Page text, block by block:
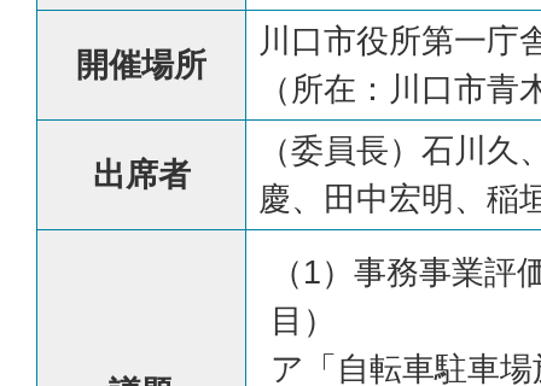
開催場所
川口市役所第一庁
（所在：川口市青
出席者
（委員長）石川
慶、田中宏明、稲
（1）事務事業
目）
ア「自転車駐車